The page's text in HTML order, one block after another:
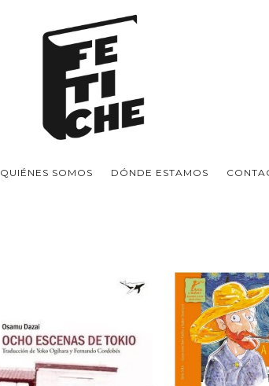
QUIÉNES SOMOS DÓNDE ESTAMOS